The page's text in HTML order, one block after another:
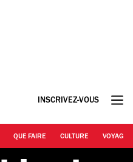
INSCRIVEZ-VOUS
QUE FAIRE CULTURE VOYAGE